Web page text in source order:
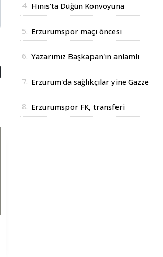
4. Hınıs'ta Düğün Konvoyuna
5. Erzurumspor maçı öncesi
6. Yazarımız Başkapan'ın anlamlı
7. Erzurum'da sağlıkçılar yine Gazze
8. Erzurumspor FK, transferi